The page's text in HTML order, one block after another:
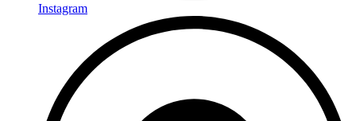
Instagram